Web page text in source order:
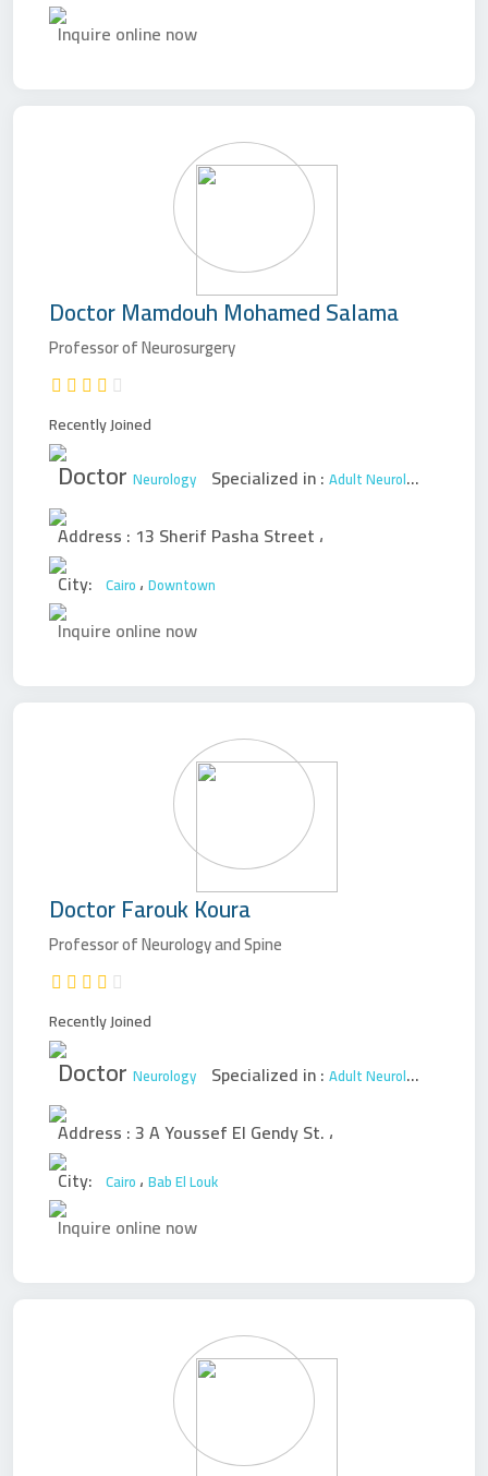
Inquire online now
DoctorMamdouh Mohamed Salama
Professor of Neurosurgery
Recently Joined
Doctor Neurology Specialized in : Adult Neurology
Address : 13 Sherif Pasha Street،
City: Cairo، Downtown
Inquire online now
DoctorFarouk Koura
Professor of Neurology and Spine
Recently Joined
Doctor Neurology Specialized in : Adult Neurology
Address :3 A Youssef El Gendy St.،
City: Cairo، Bab El Louk
Inquire online now